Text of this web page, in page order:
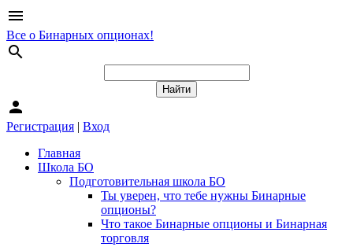
menu
Все о Бинарных опционах!
search
person
Регистрация | Вход
Главная
Школа БО
Подготовительная школа БО
Ты уверен, что тебе нужны Бинарные
опционы?
Что такое Бинарные опционы и Бинарная
торговля